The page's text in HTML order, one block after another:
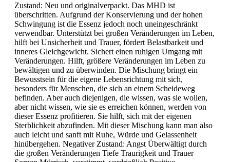
Zustand: Neu und originalverpackt. Das MHD ist
überschritten. Aufgrund der Konservierung und der hohen
Schwingung ist die Essenz jedoch noch uneingeschränkt
verwendbar. Unterstützt bei großen Veränderungen im Leben,
hilft bei Unsicherheit und Trauer, fördert Belastbarkeit und
inneres Gleichgewicht. Sichert einen ruhigen Umgang mit
Veränderungen. Hilft, größere Veränderungen im Leben zu
bewältigen und zu überwinden. Die Mischung bringt ein
Bewusstsein für die eigene Lebensrichtung mit sich,
besonders für Menschen, die sich an einem Scheideweg
befinden. Aber auch diejenigen, die wissen, was sie wollen,
aber nicht wissen, wie sie es erreichen können, werden von
dieser Essenz profitieren. Sie hilft, sich mit der eigenen
Sterblichkeit abzufinden. Mit dieser Mischung kann man also
auch leicht und sanft mit Ruhe, Würde und Gelassenheit
hinübergehen. Negativer Zustand: Angst Überwältigt durch
die großen Veränderungen Tiefe Traurigkeit und Trauer